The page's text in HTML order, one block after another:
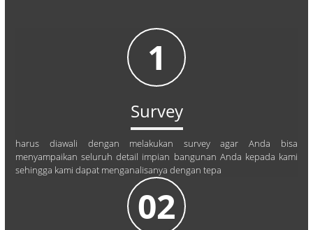
1
Survey
harus diawali dengan melakukan survey agar Anda bisa
menyampaikan seluruh detail impian bangunan Anda kepada kami
sehingga kami dapat menganalisanya dengan tepa
02